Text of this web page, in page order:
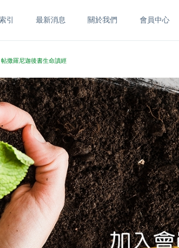
引 最新消息 關於我們 會員中心
撒羅尼迦後書生命讀經